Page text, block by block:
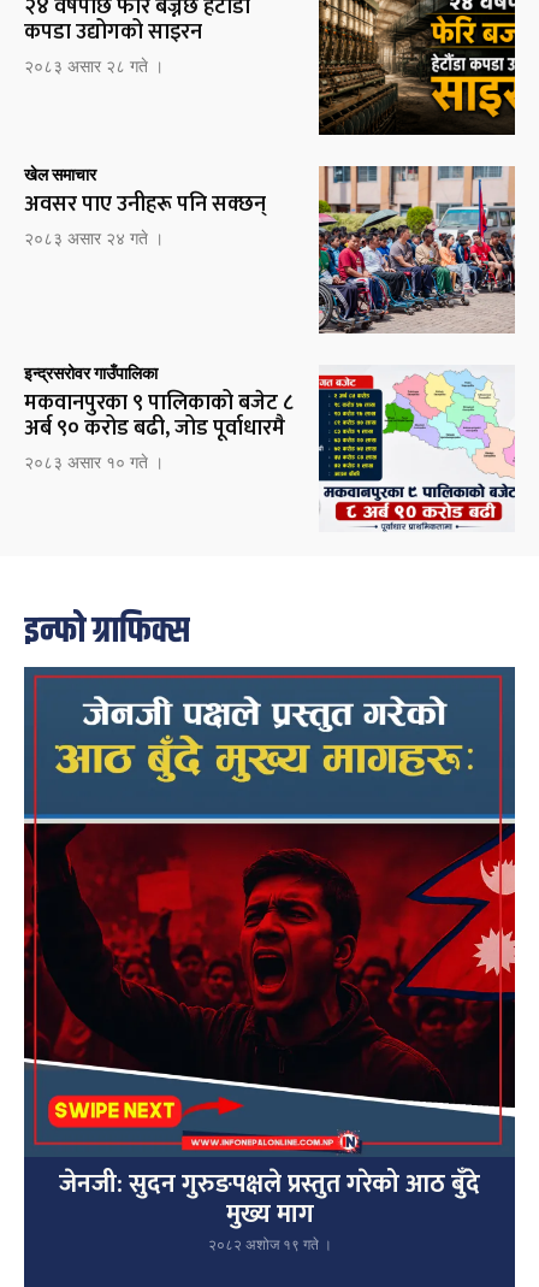
कपडा उद्योगको साइरन
२०८३ असार २८ गते ।
खेल समाचार
अवसर पाए उनीहरू पनि सक्छन्
२०८३ असार २४ गते ।
इन्द्रसरोवर गाउँपालिका
मकवानपुरका ९ पालिकाको बजेट ८
अर्ब ९० करोड बढी, जोड पूर्वाधारमै
२०८३ असार १० गते ।
इन्फो ग्राफिक्स
जेनजी: सुदन गुरुङपक्षले प्रस्तुत गरेको आठ बुँदे
मुख्य माग
२०८२ अशोज १९ गते ।